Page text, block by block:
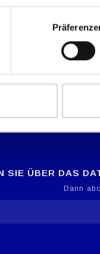
Die Module
für das Training des
SIE ÜBER DAS
Dann